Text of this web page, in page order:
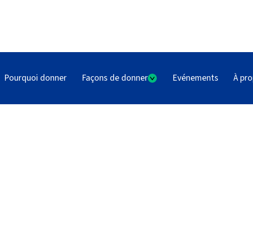
Pourquoi donner Façons de donner Evénements À